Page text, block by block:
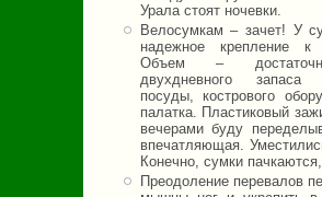
Урала стоят ночевки.
Велосумкам – зачет! У
надежное крепление к
Объем –
двухдневного запаса
посуды, кострового
палатка. Пластиковый
вечерами буду
впечатляющая.
Конечно, сумки
Преодоление перевалов